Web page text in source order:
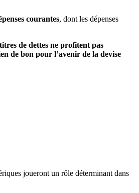
courantes, dont les dépenses
de dettes ne profitent pas
de bon pour l’avenir de la devise
joueront un rôle déterminant dans